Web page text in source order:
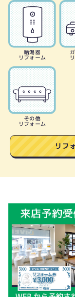
給湯器
リフォーム
その他
リフォーム
リフ